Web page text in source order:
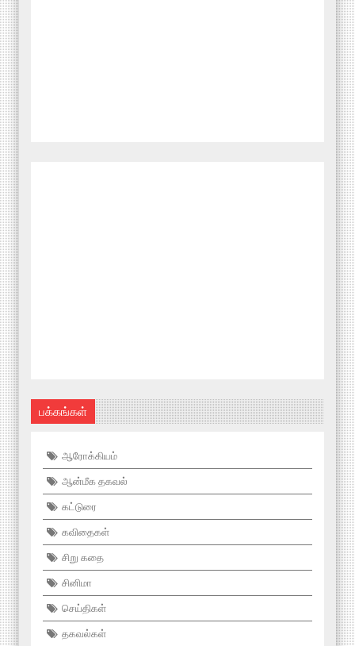
பக்கங்கள்
ஆரோக்கியம்
ஆன்மீக தகவல்
கட்டுரை
கவிதைகள்
சிறு கதை
சினிமா
செய்திகள்
தகவல்கள்